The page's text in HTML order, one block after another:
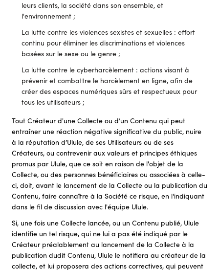
leurs clients, la société dans son ensemble, et
l'environnement ;
La lutte contre les violences sexistes et sexuelles : effort
continu pour éliminer les discriminations et violences
basées sur le sexe ou le genre ;
La lutte contre le cyberharcèlement : actions visant à
prévenir et combattre le harcèlement en ligne, afin de
créer des espaces numériques sûrs et respectueux pour
tous les utilisateurs ;
Tout Créateur d'une Collecte ou d’un Contenu qui peut
entraîner une réaction négative significative du public, nuire
à la réputation d’Ulule, de ses Utilisateurs ou de ses
Créateurs, ou contrevenir aux valeurs et principes éthiques
promus par Ulule, que ce soit en raison de l'objet de la
Collecte, ou des personnes bénéficiaires ou associées à celle-
ci, doit, avant le lancement de la Collecte ou la publication du
Contenu, faire connaître à la Société ce risque, en l'indiquant
dans le fil de discussion avec l'équipe Ulule.
Si, une fois une Collecte lancée, ou un Contenu publié, Ulule
identifie un tel risque, qui ne lui a pas été indiqué par le
Créateur préalablement au lancement de la Collecte à la
publication dudit Contenu, Ulule le notifiera au créateur de la
collecte, et lui proposera des actions correctives, qui peuvent